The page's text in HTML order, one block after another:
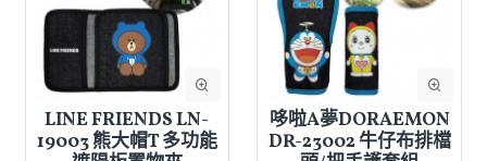
LINE FRIENDS LN-
19003 熊大帽T 多功能
哆啦A夢DORAEMON
DR-23002 牛仔布排檔